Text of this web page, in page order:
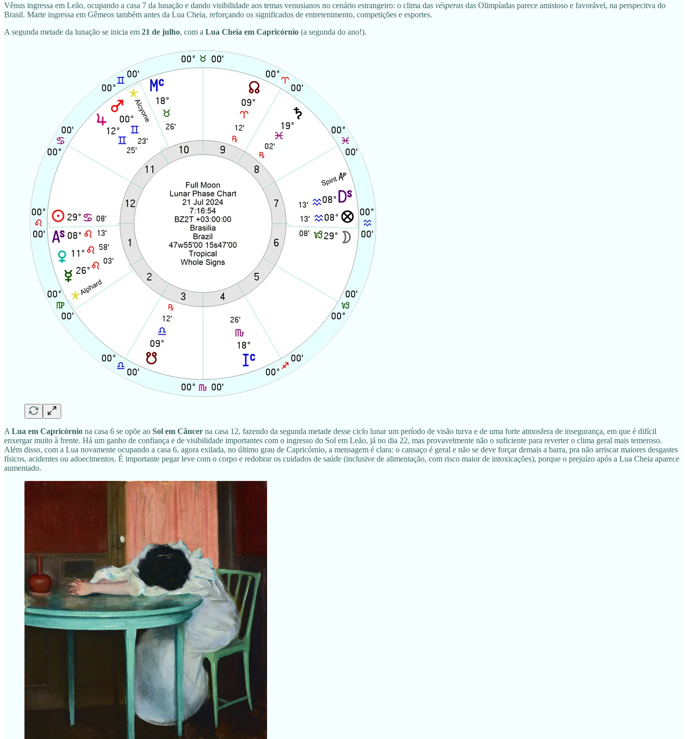
Vênus ingressa em Leão, ocupando a casa 7 da lunação e dando visibilidade aos temas venusianos no cenário estrangeiro: o clima das vésperas das Olimpíadas parece amistoso e favorável, na perspecitva do
Brasil. Marte ingressa em Gêmeos também antes da Lua Cheia, reforçando os significados de entretenimento, competições e esportes.
A segunda metade da lunação se inicia em 21 de julho, com a Lua Cheia em Capricórnio (a segunda do ano!).
A Lua em Capricórnio na casa 6 se opõe ao Sol em Câncer na casa 12, fazendo da segunda metade desse ciclo lunar um período de visão turva e de uma forte atmosfera de insegurança, em que é difícil
enxergar muito à frente. Há um ganho de confiança e de visibilidade importantes com o ingresso do Sol em Leão, já no dia 22, mas provavelmente não o suficiente para reverter o clima geral mais temeroso.
Além disso, com a Lua novamente ocupando a casa 6, agora exilada, no último grau de Capricórnio, a mensagem é clara: o cansaço é geral e não se deve forçar demais a barra, pra não arriscar maiores desgastes
físicos, acidentes ou adoecimentos. É importante pegar leve com o corpo e redobrar os cuidados de saúde (inclusive de alimentação, com risco maior de intoxicações), porque o prejuízo após a Lua Cheia aparece
aumentado.